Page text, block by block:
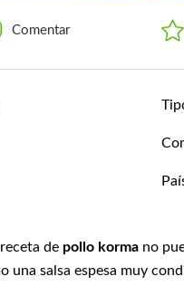
Comentar
de pollo korma no
una salsa espesa muy